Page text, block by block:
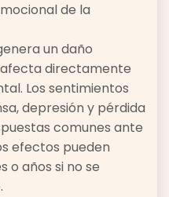
de la
un daño
directamente
Los sentimientos
depresión y pérdida
comunes ante
efectos pueden
o años si no se